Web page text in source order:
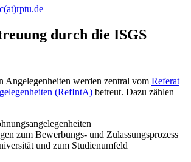
durch die ISGS
Angelegenheiten werden zentral vom Referat
(RefIntA) betreut. Dazu zählen
zum Bewerbungs- und Zulassungsprozess
und zum Studienumfeld